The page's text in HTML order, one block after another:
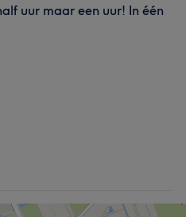
uur maar een uur! In één